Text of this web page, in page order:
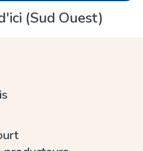
(Sud Ouest)